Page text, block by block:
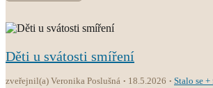
Děti u svátosti smíření
zveřejnil(a) Veronika Poslušná 18.5.2026 Stalo se +